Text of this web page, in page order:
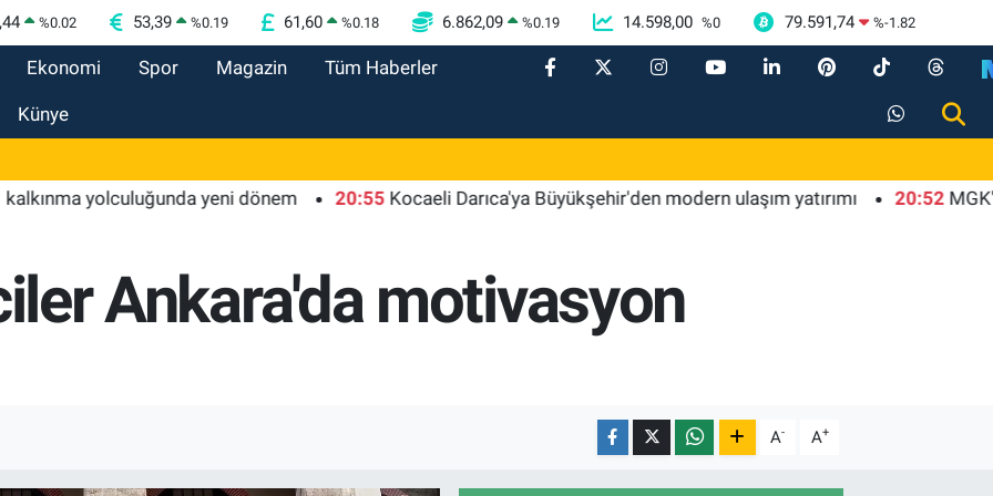
%0.02 53,39 %0.19 61,60 %0.18 6.862,09 %0.19 14.598,00 %0 79.591,74 %-1.82
Ekonomi Spor Magazin Tüm Haberler
Künye
yolculuğunda yeni dönem 20:55 Kocaeli Darıca'ya Büyükşehir'den modern ulaşım yatırımı 20:52 MGK'dan 8
Ankara'da motivasyon
A- A+